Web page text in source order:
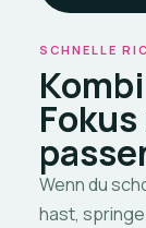
SCHNELLE
Wenn du
hast,